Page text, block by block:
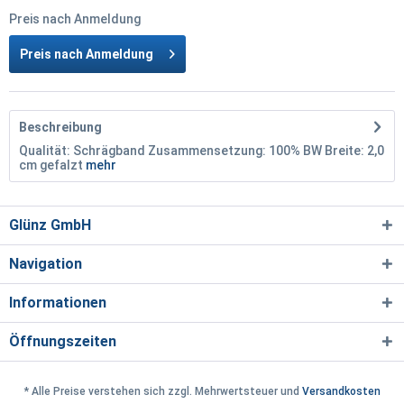
Preis nach Anmeldung
Preis nach Anmeldung
Beschreibung
Qualität: Schrägband Zusammensetzung: 100% BW Breite: 2,0
cm gefalzt mehr
Glünz GmbH
Navigation
Informationen
Öffnungszeiten
* Alle Preise verstehen sich zzgl. Mehrwertsteuer und Versandkosten